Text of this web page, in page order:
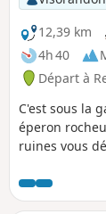
12,39 km
4h 40
Départ à
C'est sous la
éperon
ruines vous
forme de